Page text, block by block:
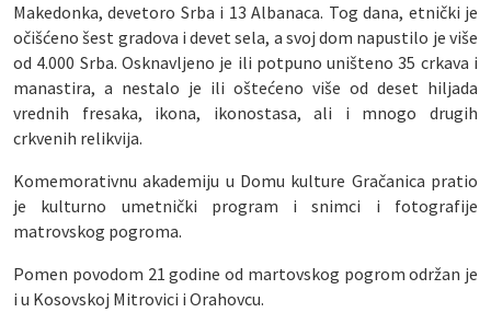
Makedonka, devetoro Srba i 13 Albanaca. Tog dana, etnički je
očišćeno šest gradova i devet sela, a svoj dom napustilo je više
od 4.000 Srba. Osknavljeno je ili potpuno uništeno 35 crkava i
manastira, a nestalo je ili oštećeno više od deset hiljada
vrednih fresaka, ikona, ikonostasa, ali i mnogo drugih
crkvenih relikvija.
Komemorativnu akademiju u Domu kulture Gračanica pratio
je kulturno umetnički program i snimci i fotografije
matrovskog pogroma.
Pomen povodom 21 godine od martovskog pogrom održan je
i u Kosovskoj Mitrovici i Orahovcu.